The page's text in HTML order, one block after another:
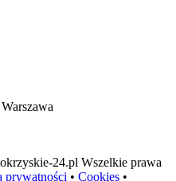
24.pl Wszelkie prawa
prywatności • Cookies •